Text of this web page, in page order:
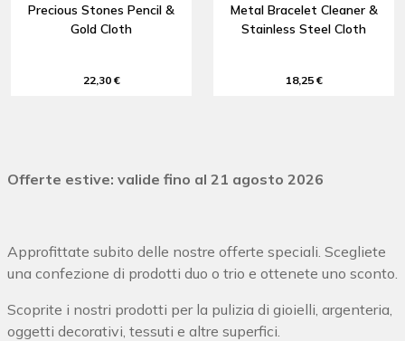
Precious Stones Pencil &
Gold Cloth
22,30 €
Metal Bracelet Cleaner &
Stainless Steel Cloth
18,25 €
Offerte estive: valide fino al 21 agosto 2026
Approfittate subito delle nostre offerte speciali. Scegliete
una confezione di prodotti duo o trio e ottenete uno sconto.
Scoprite i nostri prodotti per la pulizia di gioielli, argenteria,
oggetti decorativi, tessuti e altre superfici.